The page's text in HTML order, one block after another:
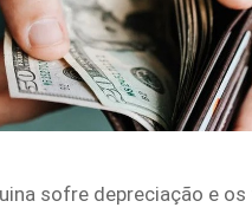
sofre depreciação e